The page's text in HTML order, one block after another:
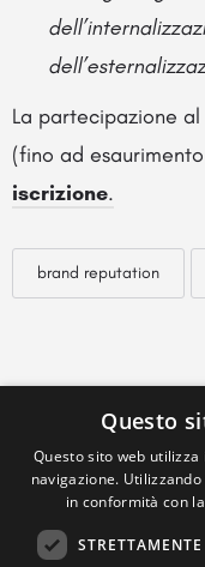
La partecipazione
(fino ad
iscrizione.
brand reputation
Questo
Questo sito web
navigazione.
in conformità con